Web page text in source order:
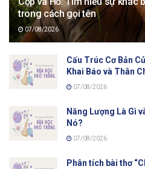
trong cách gọi tên
07/08/2026
Cấu Trúc Cơ Bản
Khai Báo và Thân
07/08/2026
Năng Lượng Là Gì
Nó?
07/08/2026
Phân tích bài thơ